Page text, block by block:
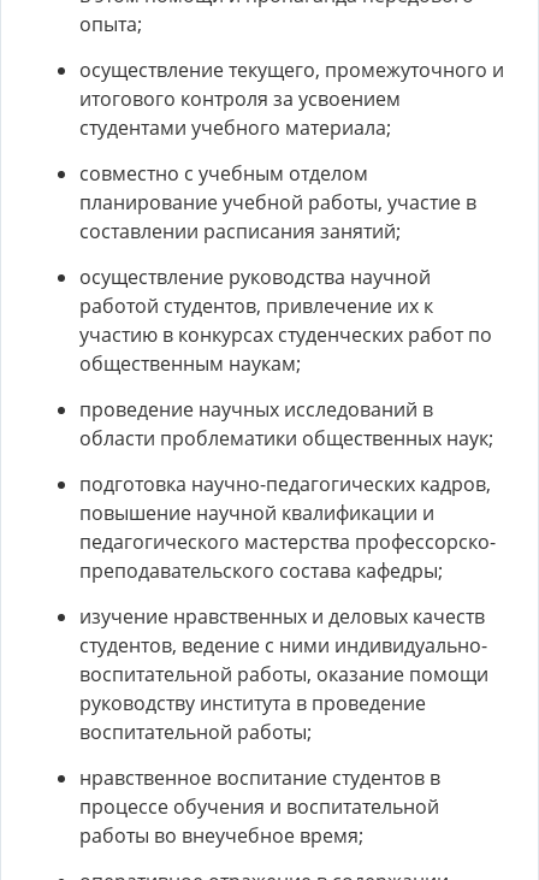
опыта;
осуществление текущего, промежуточного и
итогового контроля за усвоением
студентами учебного материала;
совместно с учебным отделом
планирование учебной работы, участие в
составлении расписания занятий;
осуществление руководства научной
работой студентов, привлечение их к
участию в конкурсах студенческих работ по
общественным наукам;
проведение научных исследований в
области проблематики общественных наук;
подготовка научно-педагогических кадров,
повышение научной квалификации и
педагогического мастерства профессорско-
преподавательского состава кафедры;
изучение нравственных и деловых качеств
студентов, ведение с ними индивидуально-
воспитательной работы, оказание помощи
руководству института в проведение
воспитательной работы;
нравственное воспитание студентов в
процессе обучения и воспитательной
работы во внеучебное время;